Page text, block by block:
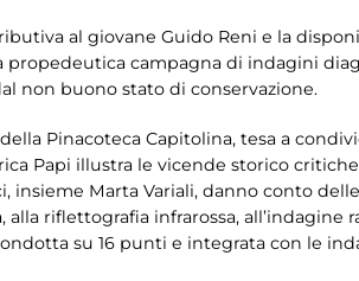
al giovane Guido Reni e la
propedeutica campagna di indagini
non buono stato di conservazione.
Pinacoteca Capitolina, tesa a
Papi illustra le vicende storico
insieme Marta Variali, danno conto
riflettografia infrarossa,
su 16 punti e integrata con le